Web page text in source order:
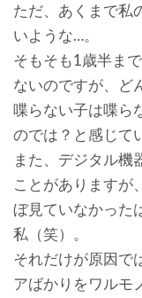
ただ、あくまで私
いような…。
そもそも1歳半ま
ないのですが、ど
喋らない子は喋ら
のでは？と感じて
また、デジタル機
ことがありますが
ぼ見ていなかった
私（笑）。
それだけが原因で
アばかりをワルモ